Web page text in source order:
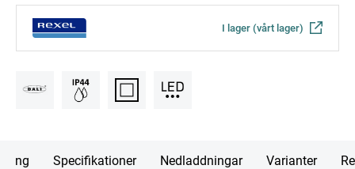
I lager (vårt lager)
Specifikationer Nedladdningar Varianter